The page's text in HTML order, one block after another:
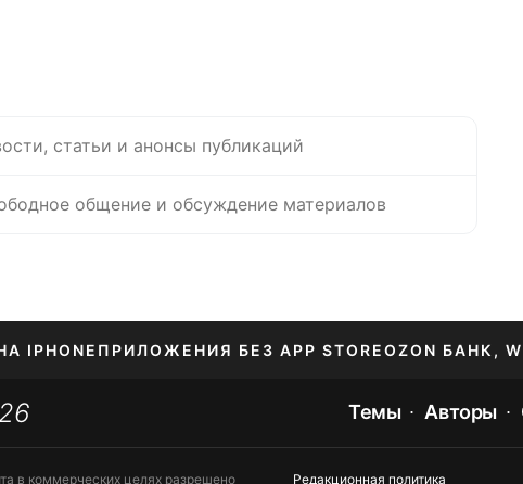
статьи и анонсы публикаций
общение и обсуждение материалов
IPHONE ПРИЛОЖЕНИЯ БЕЗ APP STOREOZON БАНК,
APPLE ID Темы Авторы
в коммерческих целях разрешено Редакционная политика